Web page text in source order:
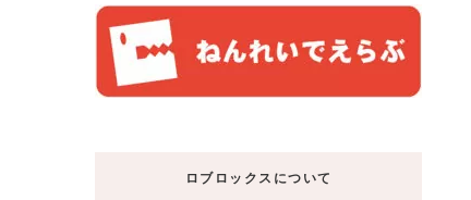
ロブロックスについて